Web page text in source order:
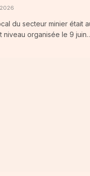
du secteur minier était
organisée le 9